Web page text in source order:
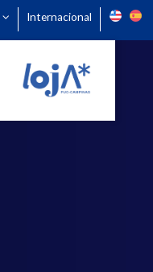
Internacional